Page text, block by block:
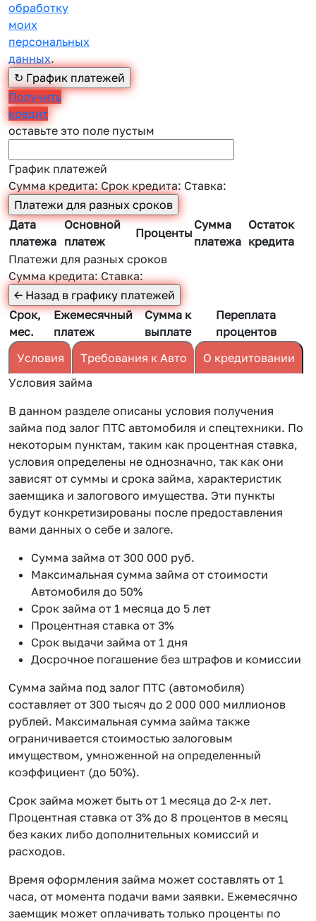
обработку
моих
персональных
данных.
Получить
кредит
оставьте это поле пустым
График платежей
Сумма кредита:Срок кредита: Ставка:
Дата
платежа
Основной
платеж
Проценты
Сумма
платежа
Остаток
кредита
Платежи для разных сроков
Сумма кредита:Ставка:
Срок,
мес.
Ежемесячный
платеж
Сумма к
выплате
Переплата
процентов
Условия
Требования к Авто
О кредитовании
Условия займа
В данном разделе описаны условия получения
займа под залог ПТС автомобиля и спецтехники. По
некоторым пунктам, таким как процентная ставка,
условия определены не однозначно, так как они
зависят от суммы и срока займа, характеристик
заемщика и залогового имущества. Эти пункты
будут конкретизированы после предоставления
вами данных о себе и залоге.
Сумма займа от 300 000 руб.
Максимальная сумма займа от стоимости
Автомобиля до 50%
Срок займа от 1 месяца до 5 лет
Процентная ставка от 3%
Срок выдачи займа от 1 дня
Досрочное погашение без штрафов и комиссии
Сумма займа под залог ПТС (автомобиля)
составляет от 300 тысяч до 2 000 000 миллионов
рублей. Максимальная сумма займа также
ограничивается стоимостью залоговым
имуществом, умноженной на определенный
коэффициент (до 50%).
Срок займа может быть от 1 месяца до 2-х лет.
Процентная ставка от 3% до 8 процентов в месяц
без каких либо дополнительных комиссий и
расходов.
Время оформления займа может составлять от 1
часа, от момента подачи вами заявки. Ежемесячно
заемщик может оплачивать только проценты по